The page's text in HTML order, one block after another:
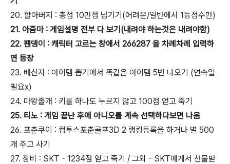
20. 할아버지 : 총점 10만점 넘기기(어려운/일반에서 1등점수만)
21. 아줌마 : 게임설명 전부 다 보기(내려야 하는것은 내려야함)
22. 팬댕이 : 캐릭터 고르는 창에서 266287 을 차례차례 입력하
면 등장
23. 배신자 : 아이템 뽑기에서 똑같은 아이템 5번 나오기 (연속일
필요x)
24. 마왕졸개 : 키를 하나도 누르지 않고 100점 얻고 죽기
25. 티노 : 게임 끝난 후에 아니오를 계속 선택하다보면 나옴
26. 포춘쿠이 : 컴투스포춘골프3D 2 랭킹등록을 하거나 별 500
개 주고 사기
27. 장비 : SKT - 1234점 얻고 죽기 / 그외 - SKT에게서 선물받